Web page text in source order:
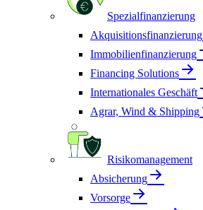
Spezialfinanzierung
Akquisitionsfinanzierung
Immobilienfinanzierung
Financing Solutions
Internationales Geschäft
Agrar, Wind & Shipping
Risikomanagement
Absicherung
Vorsorge